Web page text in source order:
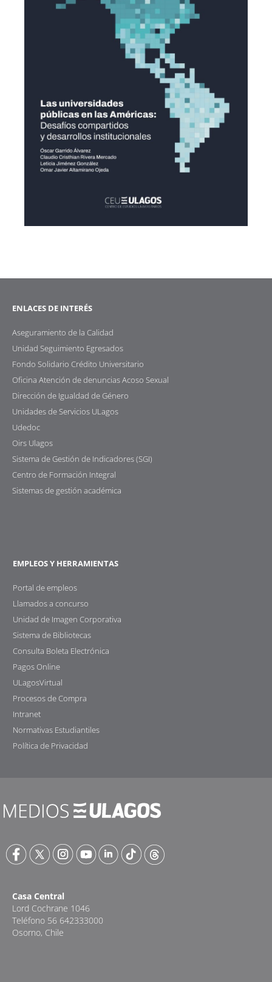
ENLACES DE INTERÉS
Aseguramiento de la Calidad
Unidad Seguimiento Egresados
Fondo Solidario Crédito Universitario
Oficina Atención de denuncias Acoso Sexual
Dirección de Igualdad de Género
Unidades de Servicios ULagos
Udedoc
Oirs Ulagos
Sistema de Gestión de Indicadores (SGI)
Centro de Formación Integral
Sistemas de gestión académica
EMPLEOS Y HERRAMIENTAS
Portal de empleos
Llamados a concurso
Unidad de Imagen Corporativa
Sistema de Bibliotecas
Consulta Boleta Electrónica
Pagos Online
ULagosVirtual
Procesos de Compra
Intranet
Normativas Estudiantiles
Política de Privacidad
Casa Central
Lord Cochrane 1046
Teléfono 56 642333000
Osorno, Chile